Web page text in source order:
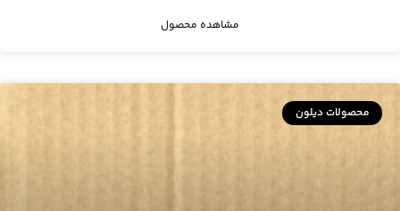
مشاهده محصول
محصولات دیلون